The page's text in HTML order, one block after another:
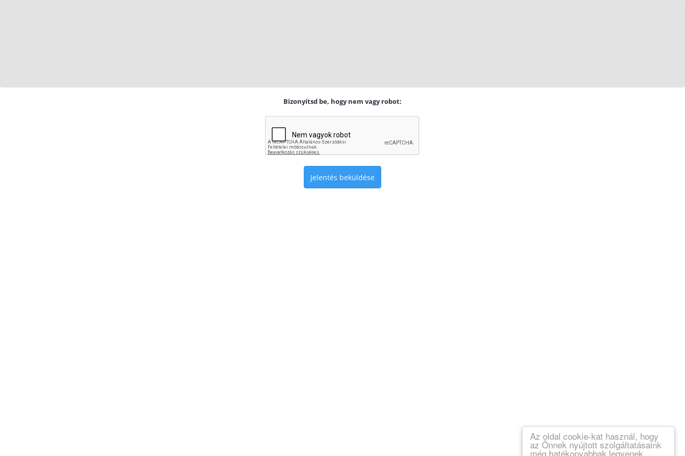
Az oldal cookie-kat használ, hogy
az Önnek nyújtott szolgáltatásaink
még hatékonyabbak legyenek.
Bizonyítsd be, hogy nem vagy robot:
Jelentés beküldése